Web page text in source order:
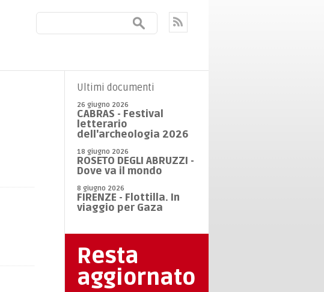
Ultimi documenti
26 giugno 2026
CABRAS - Festival
letterario
dell'archeologia 2026
18 giugno 2026
ROSETO DEGLI ABRUZZI -
Dove va il mondo
8 giugno 2026
FIRENZE - Flottilla. In
viaggio per Gaza
Resta
aggiornato